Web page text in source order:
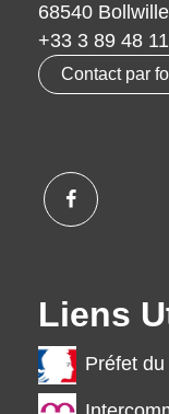
68540
+33 3 89 48
Contact par
Liens
Préfet